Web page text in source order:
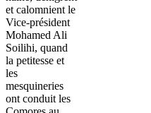
et calomnient le
Vice-président
Mohamed Ali
Soilihi, quand
la petitesse et
les
mesquineries
ont conduit les